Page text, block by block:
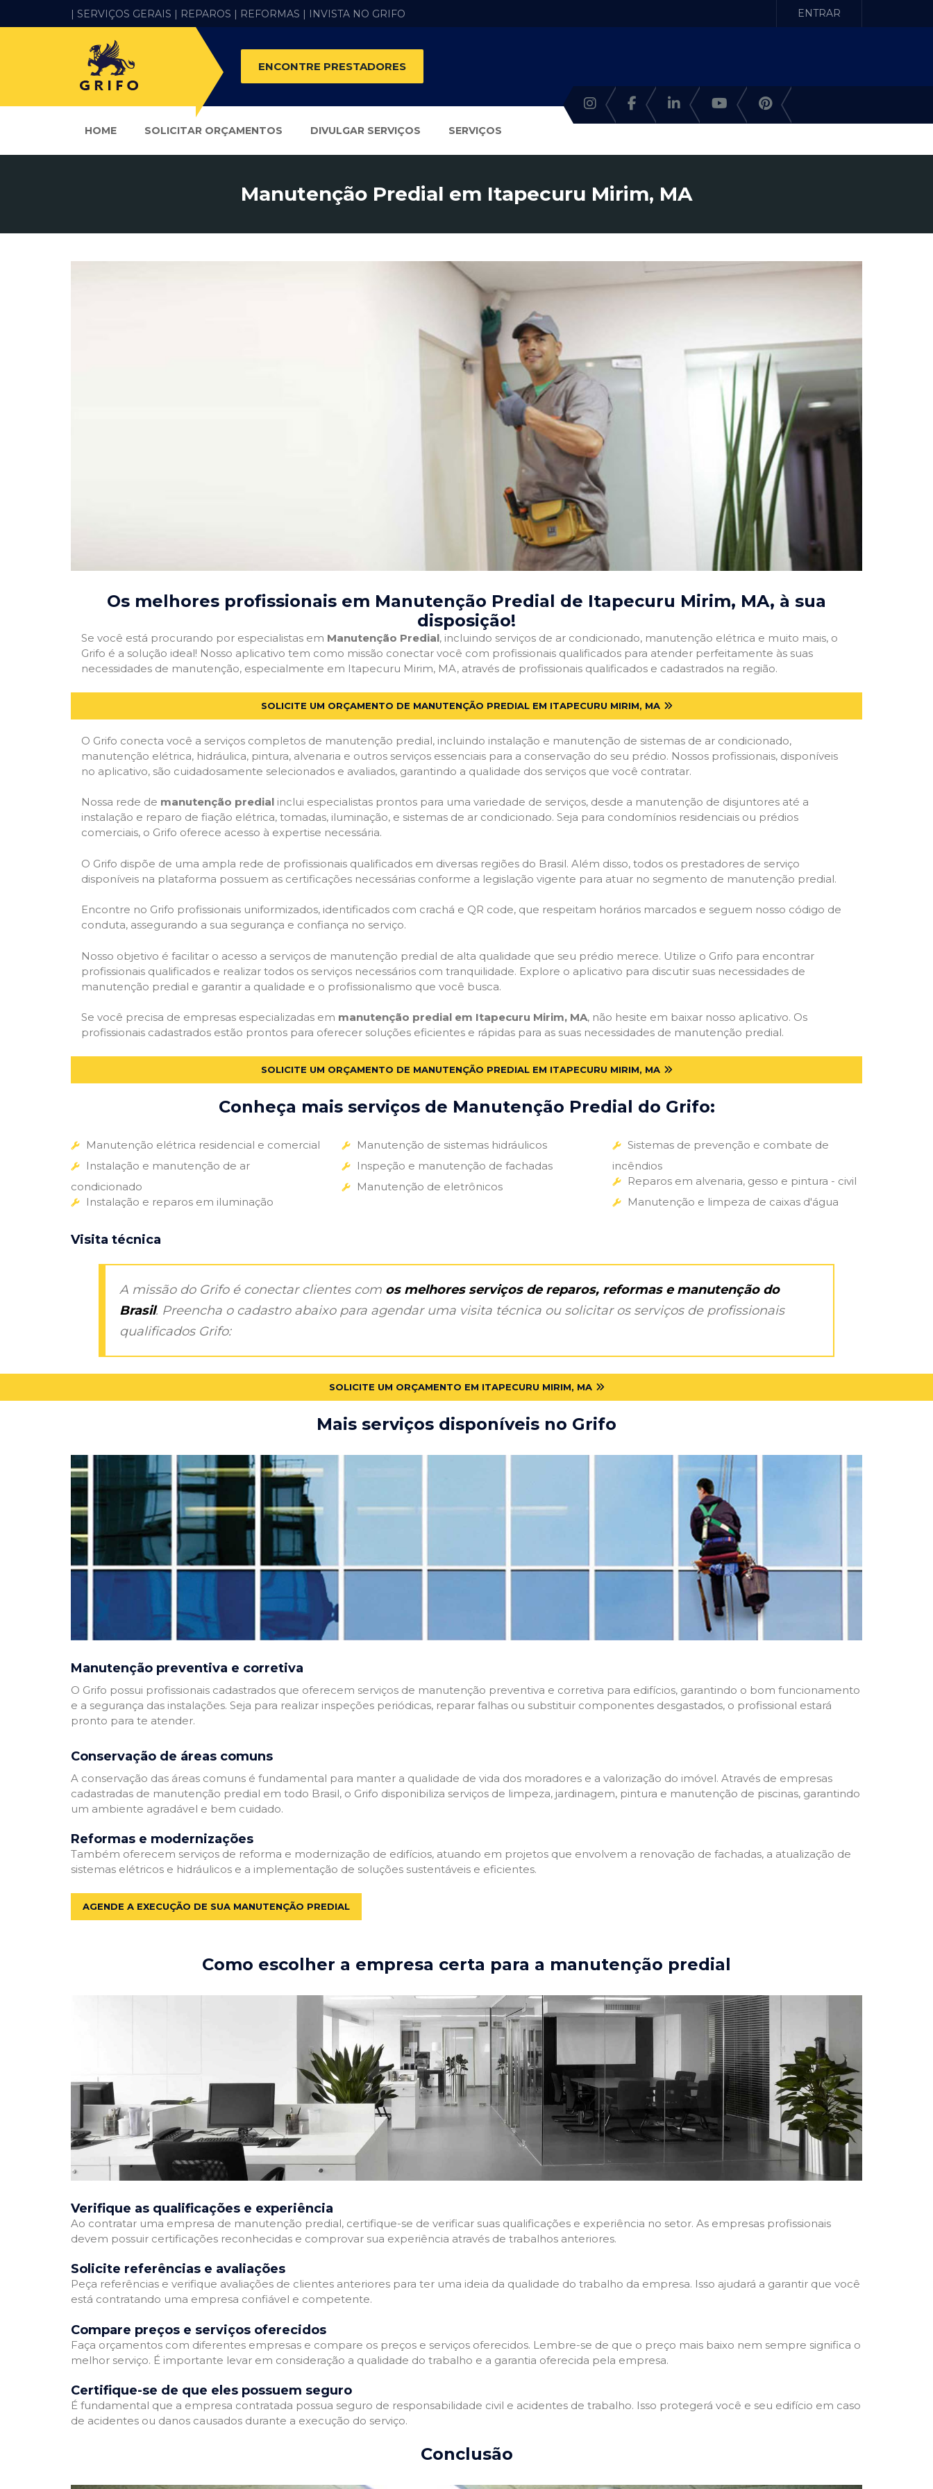
| SERVIÇOS GERAIS | REPAROS | REFORMAS | INVISTA NO GRIFO ENTRAR
ENCONTRE PRESTADORES
HOME SOLICITAR ORÇAMENTOS DIVULGAR SERVIÇOS SERVIÇOS
Manutenção Predial em Itapecuru Mirim, MA
Os melhores profissionais em Manutenção Predial de Itapecuru Mirim, MA, à sua
disposição!
Se você está procurando por especialistas em Manutenção Predial, incluindo serviços de ar condicionado, manutenção elétrica e muito mais, o
Grifo é a solução ideal! Nosso aplicativo tem como missão conectar você com profissionais qualificados para atender perfeitamente às suas
necessidades de manutenção, especialmente em Itapecuru Mirim, MA, através de profissionais qualificados e cadastrados na região.
SOLICITE UM ORÇAMENTO DE MANUTENÇÃO PREDIAL EM ITAPECURU MIRIM, MA
O Grifo conecta você a serviços completos de manutenção predial, incluindo instalação e manutenção de sistemas de ar condicionado,
manutenção elétrica, hidráulica, pintura, alvenaria e outros serviços essenciais para a conservação do seu prédio. Nossos profissionais, disponíveis
no aplicativo, são cuidadosamente selecionados e avaliados, garantindo a qualidade dos serviços que você contratar.
Nossa rede de manutenção predial inclui especialistas prontos para uma variedade de serviços, desde a manutenção de disjuntores até a
instalação e reparo de fiação elétrica, tomadas, iluminação, e sistemas de ar condicionado. Seja para condomínios residenciais ou prédios
comerciais, o Grifo oferece acesso à expertise necessária.
O Grifo dispõe de uma ampla rede de profissionais qualificados em diversas regiões do Brasil. Além disso, todos os prestadores de serviço
disponíveis na plataforma possuem as certificações necessárias conforme a legislação vigente para atuar no segmento de manutenção predial.
Encontre no Grifo profissionais uniformizados, identificados com crachá e QR code, que respeitam horários marcados e seguem nosso código de
conduta, assegurando a sua segurança e confiança no serviço.
Nosso objetivo é facilitar o acesso a serviços de manutenção predial de alta qualidade que seu prédio merece. Utilize o Grifo para encontrar
profissionais qualificados e realizar todos os serviços necessários com tranquilidade. Explore o aplicativo para discutir suas necessidades de
manutenção predial e garantir a qualidade e o profissionalismo que você busca.
Se você precisa de empresas especializadas em manutenção predial em Itapecuru Mirim, MA, não hesite em baixar nosso aplicativo. Os
profissionais cadastrados estão prontos para oferecer soluções eficientes e rápidas para as suas necessidades de manutenção predial.
SOLICITE UM ORÇAMENTO DE MANUTENÇÃO PREDIAL EM ITAPECURU MIRIM, MA
Conheça mais serviços de Manutenção Predial do Grifo:
Manutenção elétrica residencial e comercial
Instalação e manutenção de ar
condicionado
Instalação e reparos em iluminação
Manutenção de sistemas hidráulicos
Inspeção e manutenção de fachadas
Manutenção de eletrônicos
Sistemas de prevenção e combate de
incêndios
Reparos em alvenaria, gesso e pintura - civil
Manutenção e limpeza de caixas d'água
Visita técnica
A missão do Grifo é conectar clientes com os melhores serviços de reparos, reformas e manutenção do
Brasil. Preencha o cadastro abaixo para agendar uma visita técnica ou solicitar os serviços de profissionais
qualificados Grifo:
SOLICITE UM ORÇAMENTO EM ITAPECURU MIRIM, MA
Mais serviços disponíveis no Grifo
Manutenção preventiva e corretiva
O Grifo possui profissionais cadastrados que oferecem serviços de manutenção preventiva e corretiva para edifícios, garantindo o bom funcionamento
e a segurança das instalações. Seja para realizar inspeções periódicas, reparar falhas ou substituir componentes desgastados, o profissional estará
pronto para te atender.
Conservação de áreas comuns
A conservação das áreas comuns é fundamental para manter a qualidade de vida dos moradores e a valorização do imóvel. Através de empresas
cadastradas de manutenção predial em todo Brasil, o Grifo disponibiliza serviços de limpeza, jardinagem, pintura e manutenção de piscinas, garantindo
um ambiente agradável e bem cuidado.
Reformas e modernizações
Também oferecem serviços de reforma e modernização de edifícios, atuando em projetos que envolvem a renovação de fachadas, a atualização de
sistemas elétricos e hidráulicos e a implementação de soluções sustentáveis e eficientes.
AGENDE A EXECUÇÃO DE SUA MANUTENÇÃO PREDIAL
Como escolher a empresa certa para a manutenção predial
Verifique as qualificações e experiência
Ao contratar uma empresa de manutenção predial, certifique-se de verificar suas qualificações e experiência no setor. As empresas profissionais
devem possuir certificações reconhecidas e comprovar sua experiência através de trabalhos anteriores.
Solicite referências e avaliações
Peça referências e verifique avaliações de clientes anteriores para ter uma ideia da qualidade do trabalho da empresa. Isso ajudará a garantir que você
está contratando uma empresa confiável e competente.
Compare preços e serviços oferecidos
Faça orçamentos com diferentes empresas e compare os preços e serviços oferecidos. Lembre-se de que o preço mais baixo nem sempre significa o
melhor serviço. É importante levar em consideração a qualidade do trabalho e a garantia oferecida pela empresa.
Certifique-se de que eles possuem seguro
É fundamental que a empresa contratada possua seguro de responsabilidade civil e acidentes de trabalho. Isso protegerá você e seu edifício em caso
de acidentes ou danos causados durante a execução do serviço.
Conclusão